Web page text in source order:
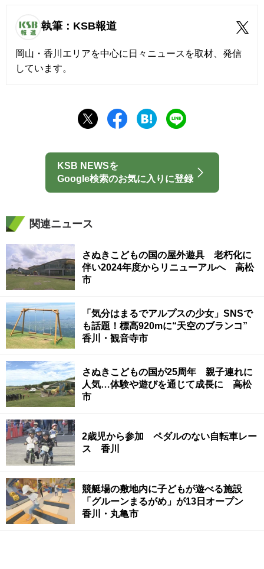
執筆：KSB報道
岡山・香川エリアを中心に日々ニュースを取材、発信
しています。
KSB NEWSを
Google検索のお気に入りに登録
関連ニュース
さぬきこどもの国の屋外遊具 老朽化に
伴い2024年度からリニューアルへ 高松
市
「気分はまるでアルプスの少女」SNSで
も話題！標高920mに“天空のブランコ”
香川・観音寺市
さぬきこどもの国が25周年 親子連れに
人気…体験や遊びを通じて成長に 高松
市
2歳児から参加 ペダルのない自転車レー
ス 香川
競艇場の敷地内に子どもが遊べる施設
「グルーンまるがめ」が13日オープン
香川・丸亀市